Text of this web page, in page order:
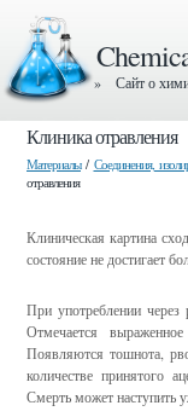
» Сайт о
Клиника отравления
Материалы/ Соединения,
отравления
Клиническая картина
состояние не достигает
При употреблении
Отмечается
Появляются тошнота,
количестве принятого
Смерть может наступить